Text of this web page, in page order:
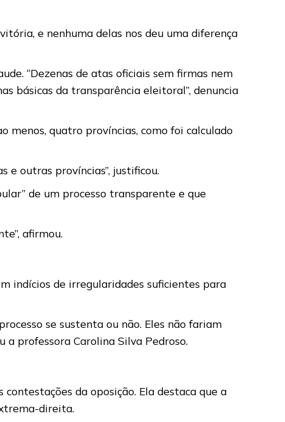
e nenhuma delas nos deu uma diferença
“Dezenas de atas oficiais sem firmas nem
básicas da transparência eleitoral”, denuncia
menos, quatro províncias, como foi calculado
e outras províncias”, justificou.
de um processo transparente e que
afirmou.
indícios de irregularidades suficientes para
se sustenta ou não. Eles não fariam
a professora Carolina Silva Pedroso.
da oposição. Ela destaca que a
direita.